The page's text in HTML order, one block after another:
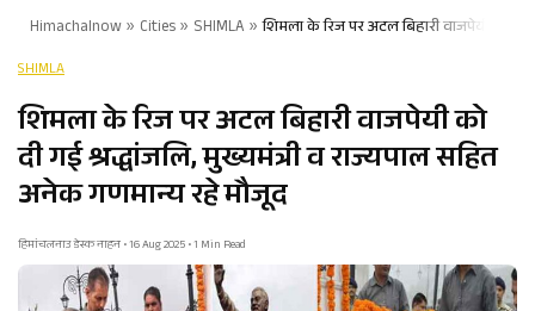
Himachalnow» Cities» SHIMLA » शिमला के रिज पर अटल बिहारी वाजपेयी को
SHIMLA
शिमला के रिज पर अटल बिहारी वाजपेयी को
दी गई श्रद्धांजलि, मुख्यमंत्री व राज्यपाल सहित
अनेक गणमान्य रहे मौजूद
हिमांचलनाउ डेस्क नाहन • 16 Aug 2025 • 1 Min Read